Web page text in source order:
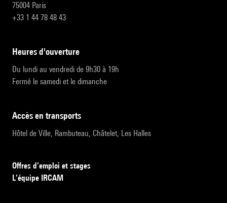
75004 Paris
+33 1 44 78 48 43
heures d'ouverture
Du lundi au vendredi de 9h30 à 19h
Fermé le samedi et le dimanche
accès en transports
Hôtel de Ville, Rambuteau, Châtelet, Les Halles
Offres d’emploi et stages
L’équipe IRCAM